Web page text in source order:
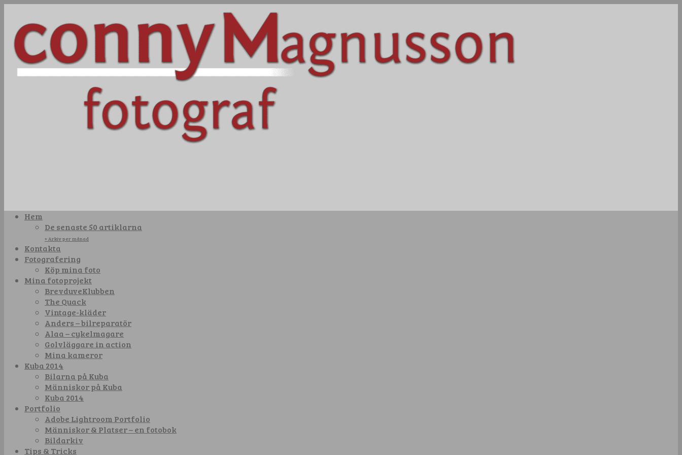
Hem
De senaste 50 artiklarna
+ Arkiv per månad
Kontakta
Fotografering
Köp mina foto
Mina fotoprojekt
BrevduveKlubben
The Quack
Vintage-kläder
Anders – bilreparatör
Alaa – cykelmagare
Golvläggare in action
Mina kameror
Kuba 2014
Bilarna på Kuba
Människor på Kuba
Kuba 2014
Portfolio
Adobe Lightroom Portfolio
Människor & Platser – en fotobok
Bildarkiv
Tips & Tricks